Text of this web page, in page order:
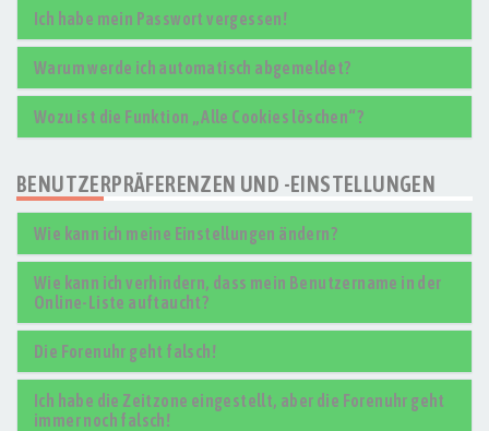
Ich habe mein Passwort vergessen!
Warum werde ich automatisch abgemeldet?
Wozu ist die Funktion „Alle Cookies löschen“?
BENUTZERPRÄFERENZEN UND -EINSTELLUNGEN
Wie kann ich meine Einstellungen ändern?
Wie kann ich verhindern, dass mein Benutzername in der
Online-Liste auftaucht?
Die Forenuhr geht falsch!
Ich habe die Zeitzone eingestellt, aber die Forenuhr geht
immer noch falsch!